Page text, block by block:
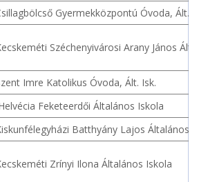
Gyermekközpontú Óvoda, Ált. Isk.
Széchenyivárosi Arany János
Imre Katolikus Óvoda, Ált. Isk.
Feketeerdői Általános Iskola
Batthyány Lajos Általános
Zrínyi Ilona Általános Iskola